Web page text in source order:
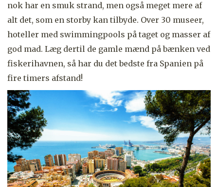
nok har en smuk strand, men også meget mere af
alt det, som en storby kan tilbyde. Over 30 museer,
hoteller med swimmingpools på taget og masser af
god mad. Læg dertil de gamle mænd på bænken ved
fiskerihavnen, så har du det bedste fra Spanien på
fire timers afstand!